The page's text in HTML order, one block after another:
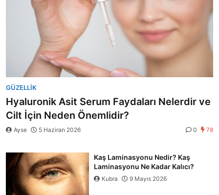
GÜZELLIK
Hyaluronik Asit Serum Faydaları Nelerdir ve
Cilt İçin Neden Önemlidir?
Ayse 5 Haziran 2026 0 78
Kaş Laminasyonu Nedir? Kaş
Laminasyonu Ne Kadar Kalıcı?
Kubra 9 Mayıs 2026